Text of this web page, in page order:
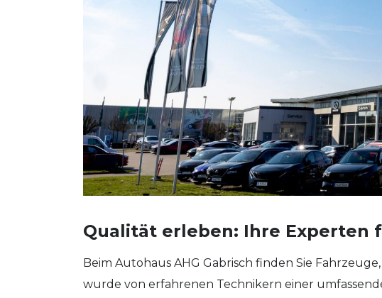
Qualität erleben: Ihre Experten
Beim Autohaus AHG Gabrisch finden Sie
wurde von erfahrenen Technikern einer